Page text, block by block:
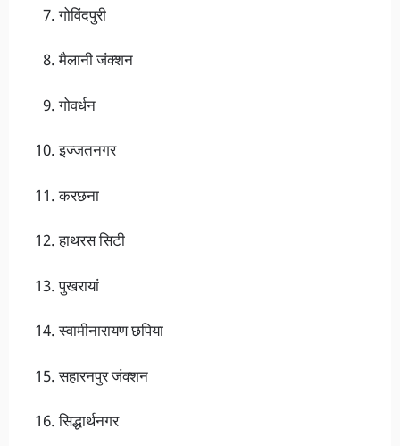
गोविंदपुरी
मैलानी जंक्शन
गोवर्धन
इज्जतनगर
करछना
हाथरस सिटी
पुखरायां
स्वामीनारायण छपिया
सहारनपुर जंक्शन
सिद्धार्थनगर